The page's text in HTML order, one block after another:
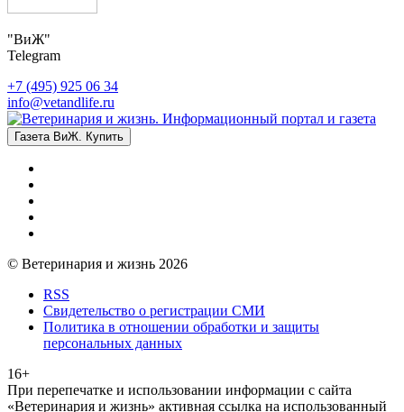
"ВиЖ"
Telegram
+7 (495) 925 06 34
info@vetandlife.ru
Газета ВиЖ. Купить
© Ветеринария и жизнь 2026
RSS
Свидетельство о регистрации СМИ
Политика в отношении обработки и защиты
персональных данных
16+
При перепечатке и использовании информации с сайта
«Ветеринария и жизнь» активная ссылка на использованный